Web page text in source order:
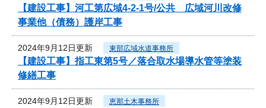
【建設工事】河工第広域4-2-1号/公共 広域河川改修
事業他（債務）護岸工事
2024年9月12日更新 東部広域水道事務所
【建設工事】指工東第5号／落合取水場導水管等塗装
修繕工事
2024年9月12日更新 恵那土木事務所